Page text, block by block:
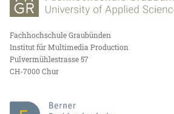
Fachhochschule Graubünden
Institut für Multimedia Production
Pulvermühlestrasse 57
CH-7000 Chur